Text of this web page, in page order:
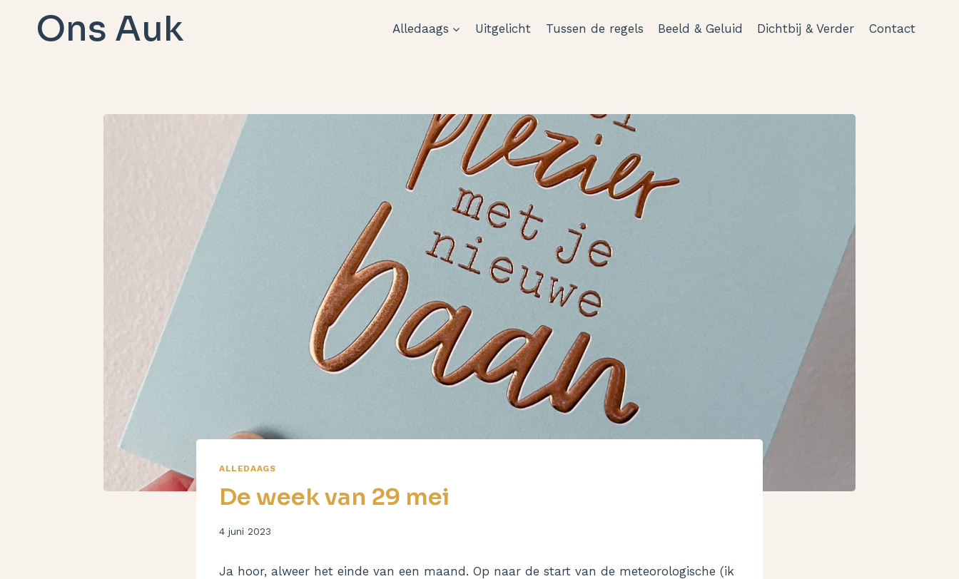
Ons Auk Alledaags Uitgelicht Tussen de regels Beeld & Geluid Dichtbij & Verder Contact
ALLEDAAGS
De week van 29 mei
Door
4 juni 2023
Ja hoor, alweer het einde van een maand. Op naar de start van de meteorologische (ik